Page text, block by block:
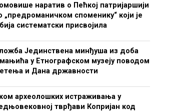
наратив о Пећкој патријаршији
„предроманичком споменику“ који је
систематски присвојила
Јединствена минђуша из доба
у Етнографском музеју поводом
и Дана државности
археолошких истраживања у
тврђави Копријан код